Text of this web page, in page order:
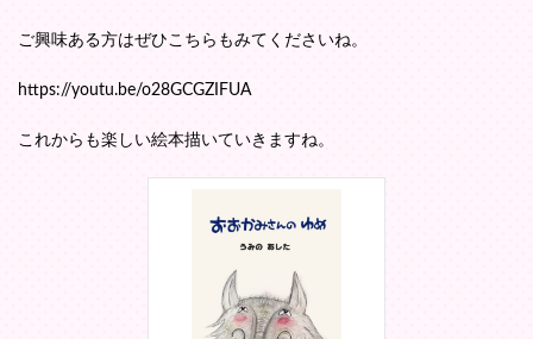
ご興味ある方はぜひこちらもみてくださいね。
https://youtu.be/o28GCGZIFUA
これからも楽しい絵本描いていきますね。